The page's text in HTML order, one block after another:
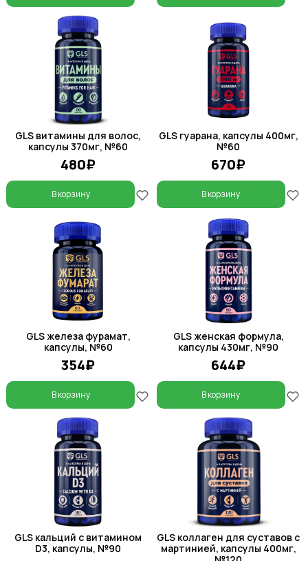
GLS витамины для волос,
капсулы 370мг, №60
480₽
В корзину
GLS гуарана, капсулы 400мг,
№60
670₽
В корзину
GLS железа фурамат,
капсулы, №60
354₽
В корзину
GLS женская формула,
капсулы 430мг, №90
644₽
В корзину
GLS кальций с витамином
D3, капсулы, №90
GLS коллаген для суставов с
мартинией, капсулы 400мг,